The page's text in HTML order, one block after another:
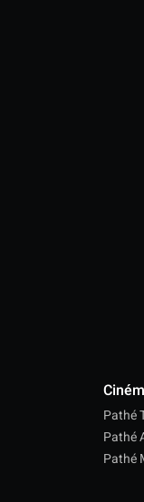
Pathé
Pathé
Pathé